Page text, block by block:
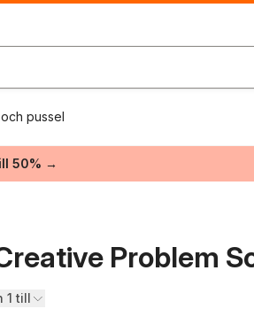
pussel
50% →
Problem
1 till